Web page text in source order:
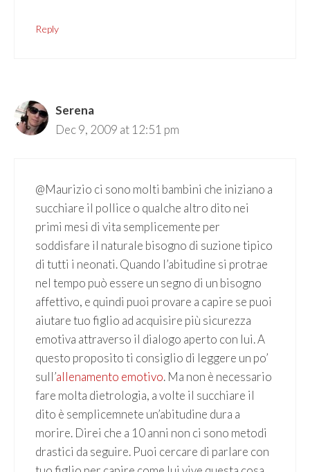
Reply
Serena
Dec 9, 2009 at 12:51 pm
@Maurizio ci sono molti bambini che iniziano a
succhiare il pollice o qualche altro dito nei
primi mesi di vita semplicemente per
soddisfare il naturale bisogno di suzione tipico
di tutti i neonati. Quando l’abitudine si protrae
nel tempo può essere un segno di un bisogno
affettivo, e quindi puoi provare a capire se puoi
aiutare tuo figlio ad acquisire più sicurezza
emotiva attraverso il dialogo aperto con lui. A
questo proposito ti consiglio di leggere un po’
sull’allenamento emotivo. Ma non è necessario
fare molta dietrologia, a volte il succhiare il
dito è semplicemnete un’abitudine dura a
morire. Direi che a 10 anni non ci sono metodi
drastici da seguire. Puoi cercare di parlare con